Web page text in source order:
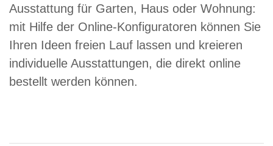
Ausstattung für Garten, Haus oder Wohnung:
mit Hilfe der Online-Konfiguratoren können Sie
Ihren Ideen freien Lauf lassen und kreieren
individuelle Ausstattungen, die direkt online
bestellt werden können.